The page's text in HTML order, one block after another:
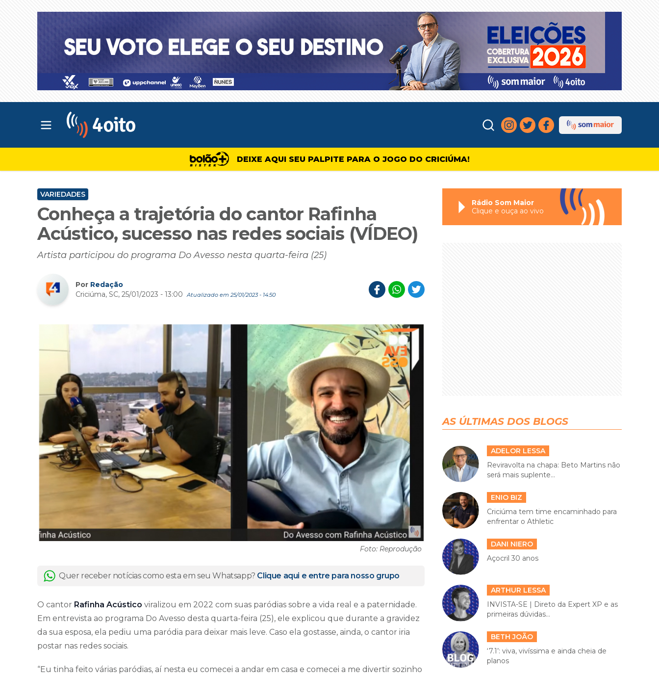
Abrir menu principal
DEIXE AQUI SEU PALPITE PARA O JOGO DO CRICIÚMA!
VARIEDADES
Conheça a trajetória do cantor Rafinha
Acústico, sucesso nas redes sociais (VÍDEO)
Artista participou do programa Do Avesso nesta quarta-feira (25)
Por Redação
Criciúma, SC, 25/01/2023 - 13:00
Atualizado em 25/01/2023 - 14:50
Foto: Reprodução
Quer receber notícias como esta em seu Whatsapp? Clique aqui e entre para nosso grupo
O cantor Rafinha Acústico viralizou em 2022 com suas paródias sobre a vida real e a paternidade.
Em entrevista ao programa Do Avesso desta quarta-feira (25), ele explicou que durante a gravidez
da sua esposa, ela pediu uma paródia para deixar mais leve. Caso ela gostasse, ainda, o cantor iria
postar nas redes sociais.
“Eu tinha feito várias paródias, aí nesta eu comecei a andar em casa e comecei a me divertir sozinho
Rádio Som Maior
Clique e ouça ao vivo
AS ÚLTIMAS DOS BLOGS
ADELOR LESSA
Reviravolta na chapa: Beto Martins não
será mais suplente...
ENIO BIZ
Criciúma tem time encaminhado para
enfrentar o Athletic
DANI NIERO
Açocril 30 anos
ARTHUR LESSA
INVISTA-SE | Direto da Expert XP e as
primeiras dúvidas...
BETH JOÃO
‘7.1’: viva, vivíssima e ainda cheia de
planos